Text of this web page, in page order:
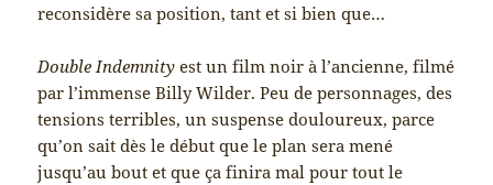
reconsidère sa position, tant et si bien que…
Double Indemnity est un film noir à l’ancienne, filmé
par l’immense Billy Wilder. Peu de personnages, des
tensions terribles, un suspense douloureux, parce
qu’on sait dès le début que le plan sera mené
jusqu’au bout et que ça finira mal pour tout le